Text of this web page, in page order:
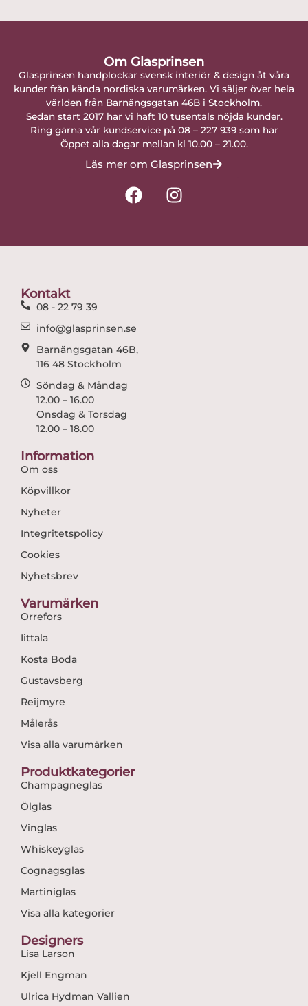
Om Glasprinsen
Glasprinsen handplockar svensk interiör & design åt våra
kunder från kända nordiska varumärken. Vi säljer över hela
världen från Barnängsgatan 46B i Stockholm.
Sedan start 2017 har vi haft 10 tusentals nöjda kunder.
Ring gärna vår kundservice på 08 – 227 939 som har
Öppet alla dagar mellan kl 10.00 – 21.00.
Läs mer om Glasprinsen
F
a
I
n
Kontakt
08 - 22 79 39
info@glasprinsen.se
Barnängsgatan 46B,
116 48 Stockholm
Söndag & Måndag
12.00 – 16.00
Onsdag & Torsdag
12.00 – 18.00
Information
Om oss
Köpvillkor
Nyheter
Integritetspolicy
Cookies
Nyhetsbrev
Varumärken
Orrefors
Iittala
Kosta Boda
Gustavsberg
Reijmyre
Målerås
Visa alla varumärken
Produktkategorier
Champagneglas
Ölglas
Vinglas
Whiskeyglas
Cognagsglas
Martiniglas
Visa alla kategorier
Designers
Lisa Larson
Kjell Engman
Ulrica Hydman Vallien